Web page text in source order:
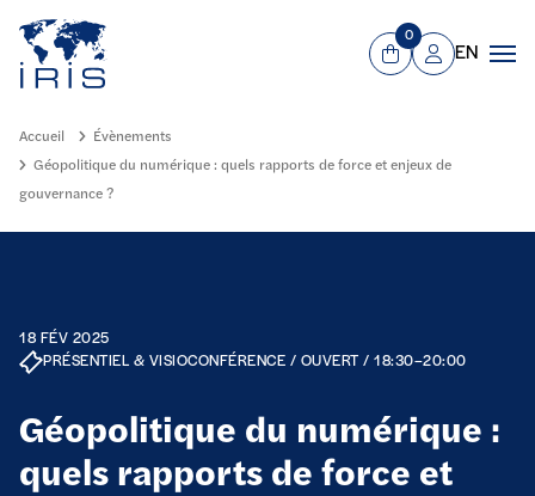
Aller au contenu principal
Panier
0
Mon compte
EN
Accueil
Évènements
Géopolitique du numérique : quels rapports de force et enjeux de
gouvernance ?
18 FÉV 2025
PRÉSENTIEL & VISIOCONFÉRENCE / OUVERT / 18:30–20:00
Géopolitique du numérique :
quels rapports de force et